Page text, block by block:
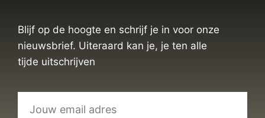
Blijf op de hoogte en schrijf je in voor onze
nieuwsbrief. Uiteraard kan je, je ten alle
tijde uitschrijven